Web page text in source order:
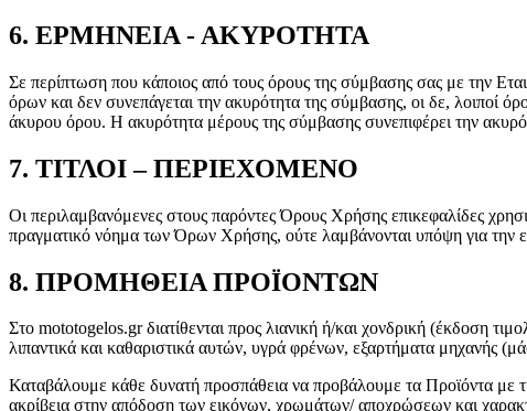
6. ΕΡΜΗΝΕΙΑ - ΑΚΥΡΟΤΗΤΑ
Σε περίπτωση που κάποιος από τους όρους της σύμβασης σας με την
όρων και δεν συνεπάγεται την ακυρότητα της σύμβασης, οι δε, λοιποί
άκυρου όρου. Η ακυρότητα μέρους της σύμβασης συνεπιφέρει την
7. ΤΙΤΛΟΙ – ΠΕΡΙΕΧΟΜΕΝΟ
Οι περιλαμβανόμενες στους παρόντες Όρους Χρήσης επικεφαλίδες
πραγματικό νόημα των Όρων Χρήσης, ούτε λαμβάνονται υπόψη για
8. ΠΡΟΜΗΘΕΙΑ ΠΡΟΪΟΝΤΩΝ
Στο mototogelos.gr διατίθενται προς λιανική ή/και χονδρική (έκδοση
λιπαντικά και καθαριστικά αυτών, υγρά φρένων, εξαρτήματα μηχανής
Καταβάλουμε κάθε δυνατή προσπάθεια να προβάλουμε τα Προϊόντα με
ακρίβεια στην απόδοση των εικόνων, χρωμάτων/ αποχρώσεων και